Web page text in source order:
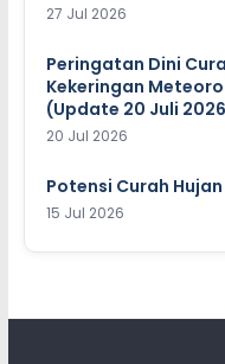
27 Jul 2026
Peringatan Dini
Kekeringan
(Update 20 Juli
20 Jul 2026
Potensi Curah
15 Jul 2026